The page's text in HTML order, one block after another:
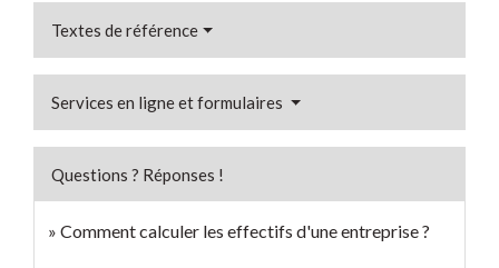
Textes de référence
Services en ligne et formulaires
Questions ? Réponses !
Comment calculer les effectifs d'une entreprise ?